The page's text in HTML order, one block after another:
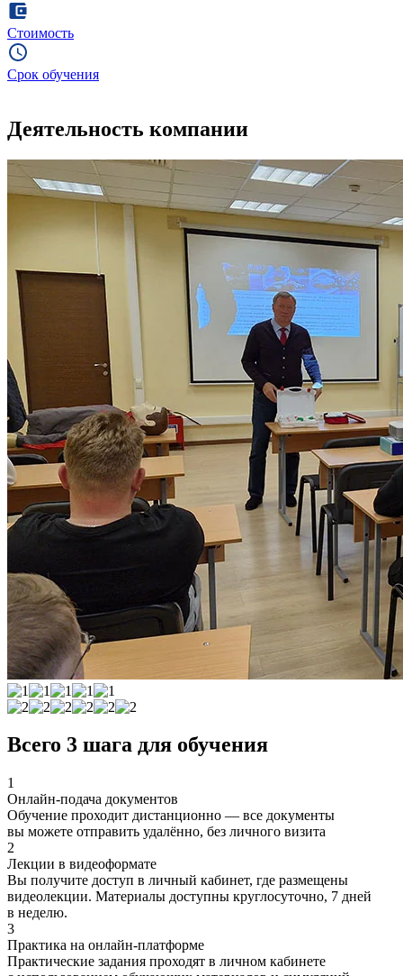
Стоимость
Срок обучения
Деятельность компании
Всего 3 шага для обучения
1
Онлайн-подача документов
Обучение проходит дистанционно — все документы
вы можете отправить удалённо, без личного визита
2
Лекции в видеоформате
Вы получите доступ в личный кабинет, где размещены
видеолекции. Материалы доступны круглосуточно, 7 дней
в неделю.
3
Практика на онлайн-платформе
Практические задания проходят в личном кабинете